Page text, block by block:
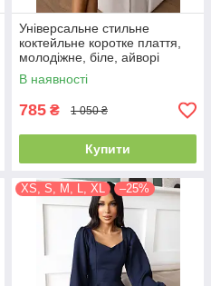
Універсальне стильне
коктейльне коротке плаття,
молодіжне, біле, айворі
В наявності
785 ₴ 1 050 ₴
Купити
XS, S, M, L, XL –25%